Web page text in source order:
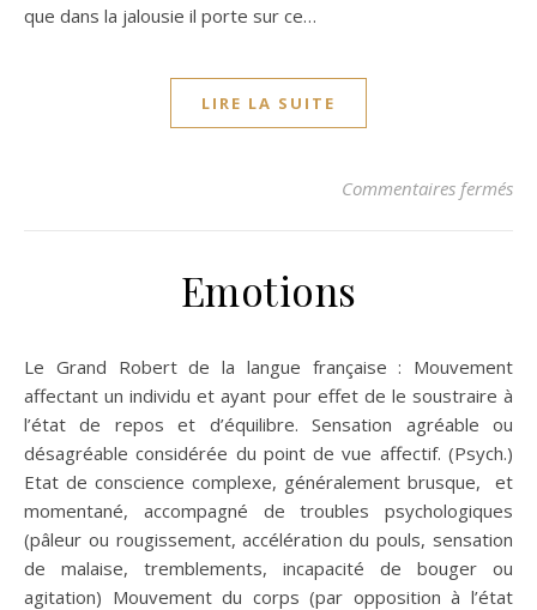
que dans la jalousie il porte sur ce…
LIRE LA SUITE
Commentaires fermés
Emotions
Le Grand Robert de la langue française : Mouvement
affectant un individu et ayant pour effet de le soustraire à
l’état de repos et d’équilibre. Sensation agréable ou
désagréable considérée du point de vue affectif. (Psych.)
Etat de conscience complexe, généralement brusque, et
momentané, accompagné de troubles psychologiques
(pâleur ou rougissement, accélération du pouls, sensation
de malaise, tremblements, incapacité de bouger ou
agitation) Mouvement du corps (par opposition à l’état